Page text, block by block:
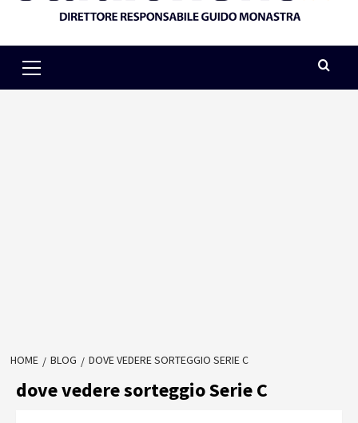
Menu
HOME BLOG DOVE VEDERE SORTEGGIO SERIE C
dove vedere sorteggio Serie C